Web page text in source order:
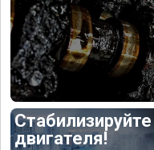
двигателя!